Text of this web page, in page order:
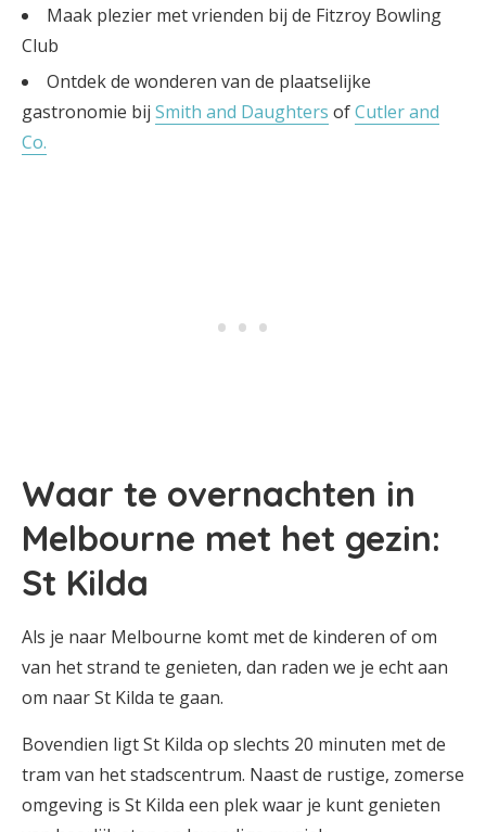
Maak plezier met vrienden bij de Fitzroy Bowling
Club
Ontdek de wonderen van de plaatselijke
gastronomie bij Smith and Daughters ofCutler and
Co.
Waar te overnachten in
Melbourne met het gezin:
St Kilda
Als je naar Melbourne komt met de kinderen of om
van het strand te genieten, dan raden we je echt aan
om naar St Kilda te gaan.
Bovendien ligt St Kilda op slechts 20 minuten met de
tram van het stadscentrum. Naast de rustige, zomerse
omgeving is St Kilda een plek waar je kunt genieten